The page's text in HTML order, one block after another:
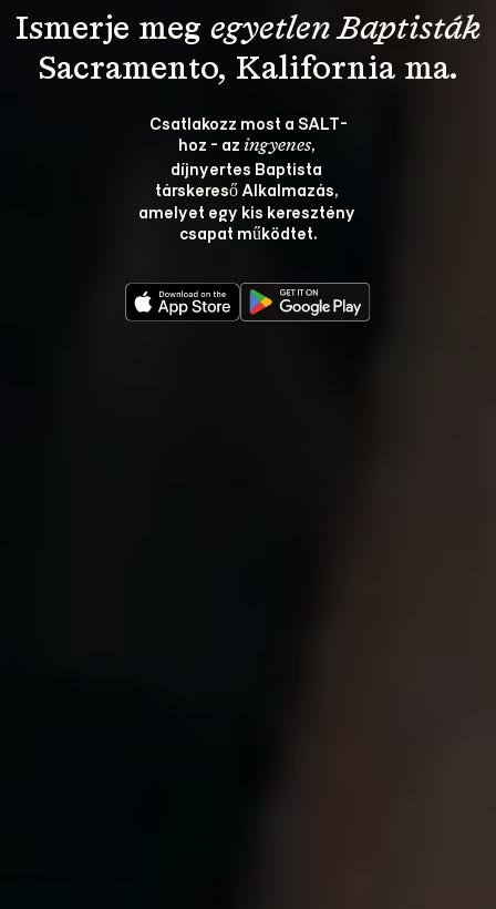
Ismerje meg egyetlen Baptisták
Csatlakozz most a SALT-
hoz - az ingyenes,
díjnyertes Baptista
társkereső Alkalmazás,
amelyet egy kis keresztény
csapat működtet.